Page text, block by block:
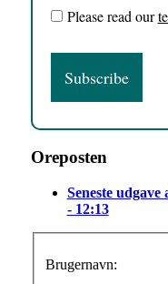
Please read our
Oreposten
Seneste udgave
- 12:13
Brugernavn: